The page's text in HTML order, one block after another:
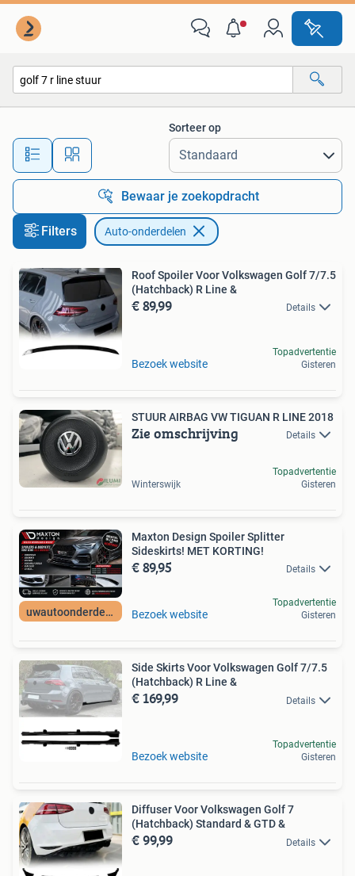
Alle afstanden…
Sorteer op
Bewaar je zoekopdracht
Filters Auto-onderdelen
Roof Spoiler Voor Volkswagen Golf 7/7.5
(Hatchback) R Line &
€ 89,99 Details
Bezoek website
Topadvertentie
Gisteren
STUUR AIRBAG VW TIGUAN R LINE 2018
Zie omschrijving Details
Winterswijk
Topadvertentie
Gisteren
uwautoonderdeelNL
Maxton Design Spoiler Splitter
Sideskirts! MET KORTING!
€ 89,95 Details
Bezoek website
Topadvertentie
Gisteren
Side Skirts Voor Volkswagen Golf 7/7.5
(Hatchback) R Line &
€ 169,99 Details
Bezoek website
Topadvertentie
Gisteren
Diffuser Voor Volkswagen Golf 7
(Hatchback) Standard & GTD &
€ 99,99 Details